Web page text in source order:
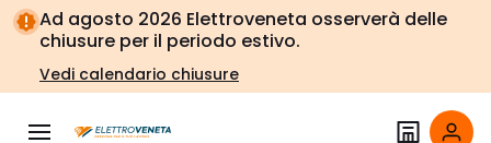
Vai alla
navigazione
Vai
alla
pagina
Ad agosto 2026 Elettroveneta osserverà delle
chiusure per il periodo estivo.
Vedi calendario chiusure